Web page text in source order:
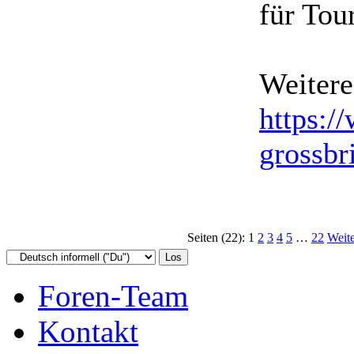
für
https://
Seiten (22): 1 2 3 4 5 … 22
Foren-Team
Kontakt